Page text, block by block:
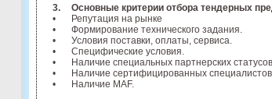
3.
Основные критерии отбора тендерных
•
Репутация на рынке
•
Формирование технического задания.
•
Условия поставки, оплаты, сервиса.
•
Специфические условия.
•
Наличие специальных партнерских
•
Наличие сертифицированных
•
Наличие MAF.